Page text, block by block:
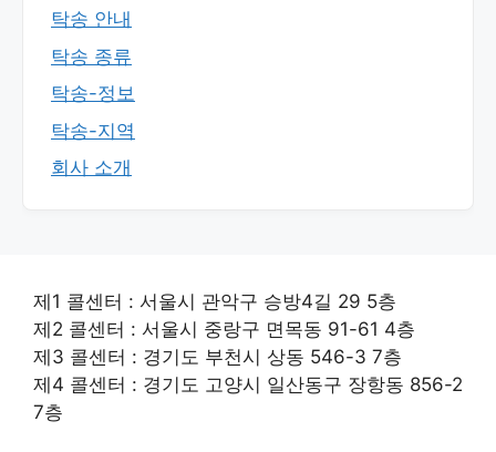
탁송 안내
탁송 종류
탁송-정보
탁송-지역
회사 소개
제1 콜센터 : 서울시 관악구 승방4길 29 5층
제2 콜센터 : 서울시 중랑구 면목동 91-61 4층
제3 콜센터 : 경기도 부천시 상동 546-3 7층
제4 콜센터 : 경기도 고양시 일산동구 장항동 856-2
7층